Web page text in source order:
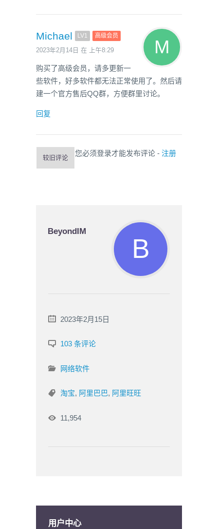
Michael LV1 高级会员
2023年2月14日 在 上午8:29
购买了高级会员，请多更新一
些软件，好多软件都无法正常使用了。然后请
建一个官方售后QQ群，方便群里讨论。
回复
较旧评论
您必须登录才能发布评论 - 注册
BeyondIM
2023年2月15日
103 条评论
网络软件
淘宝, 阿里巴巴, 阿里旺旺
11,954
用户中心